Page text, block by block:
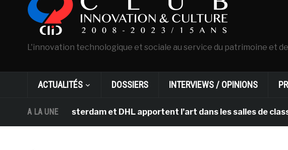
L'innovation technologique et sociale au service du patrimoine et
ACTUALITÉS DOSSIERS INTERVIEWS / OPINIONS
A LA UNE
Gogh d’Amsterdam et DHL apportent l’art dans les salles de classe